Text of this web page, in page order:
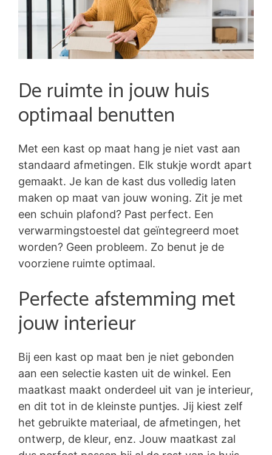
De ruimte in jouw huis
optimaal benutten
Met een kast op maat hang je niet vast aan
standaard afmetingen. Elk stukje wordt apart
gemaakt. Je kan de kast dus volledig laten
maken op maat van jouw woning. Zit je met
een schuin plafond? Past perfect. Een
verwarmingstoestel dat geïntegreerd moet
worden? Geen probleem. Zo benut je de
voorziene ruimte optimaal.
Perfecte afstemming met
jouw interieur
Bij een kast op maat ben je niet gebonden
aan een selectie kasten uit de winkel. Een
maatkast maakt onderdeel uit van je interieur,
en dit tot in de kleinste puntjes. Jij kiest zelf
het gebruikte materiaal, de afmetingen, het
ontwerp, de kleur, enz. Jouw maatkast zal